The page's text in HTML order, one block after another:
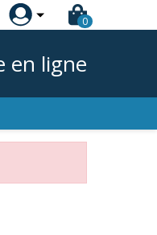
0
en ligne